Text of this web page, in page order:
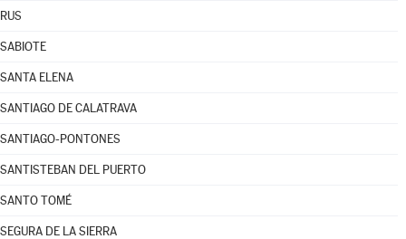
RUS
SABIOTE
SANTA ELENA
SANTIAGO DE CALATRAVA
SANTIAGO-PONTONES
SANTISTEBAN DEL PUERTO
SANTO TOMÉ
SEGURA DE LA SIERRA